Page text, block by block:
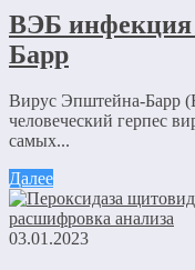
ВЭБ
Барр
Вирус Эпштейна-Барр
человеческий герпес
самых...
Далее
03.01.2023